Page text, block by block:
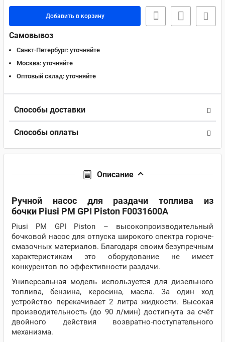
Добавить в корзину
Самовывоз
Санкт-Петербург: уточняйте
Москва: уточняйте
Оптовый склад: уточняйте
Способы доставки
Способы оплаты
Описание
Ручной насос для раздачи топлива из
бочки Piusi PM GPI Piston F0031600А
Piusi PM GPI Piston – высокопроизводительный
бочковой насос для отпуска широкого спектра горюче-
смазочных материалов. Благодаря своим безупречным
характеристикам это оборудование не имеет
конкурентов по эффективности раздачи.
Универсальная модель используется для дизельного
топлива, бензина, керосина, масла. За один ход
устройство перекачивает 2 литра жидкости. Высокая
производительность (до 90 л/мин) достигнута за счёт
двойного действия возвратно-поступательного
механизма.